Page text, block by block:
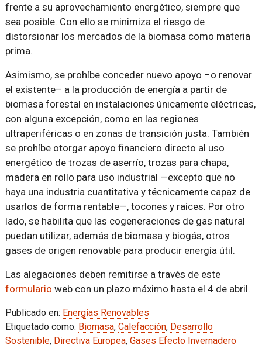
frente a su aprovechamiento energético, siempre que
sea posible. Con ello se minimiza el riesgo de
distorsionar los mercados de la biomasa como materia
prima.
Asimismo, se prohíbe conceder nuevo apoyo –o renovar
el existente– a la producción de energía a partir de
biomasa forestal en instalaciones únicamente eléctricas,
con alguna excepción, como en las regiones
ultraperiféricas o en zonas de transición justa. También
se prohíbe otorgar apoyo financiero directo al uso
energético de trozas de aserrío, trozas para chapa,
madera en rollo para uso industrial —excepto que no
haya una industria cuantitativa y técnicamente capaz de
usarlos de forma rentable—, tocones y raíces. Por otro
lado, se habilita que las cogeneraciones de gas natural
puedan utilizar, además de biomasa y biogás, otros
gases de origen renovable para producir energía útil.
Las alegaciones deben remitirse a través de este
formulario web con un plazo máximo hasta el 4 de abril.
Publicado en: Energías Renovables
Etiquetado como: Biomasa, Calefacción, Desarrollo
Sostenible, Directiva Europea, Gases Efecto Invernadero